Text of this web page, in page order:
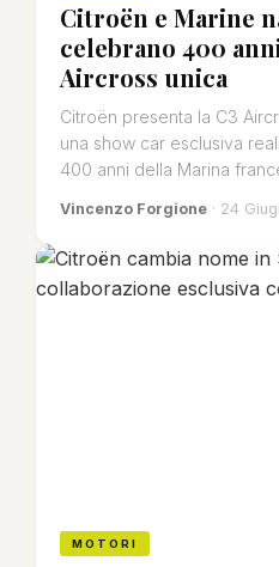
Citroën e Marine
celebrano 400
Aircross unica
Citroën presenta la C3
una show car esclusiva
400 anni della Marina
Vincenzo Forgione · 24
MOTORI